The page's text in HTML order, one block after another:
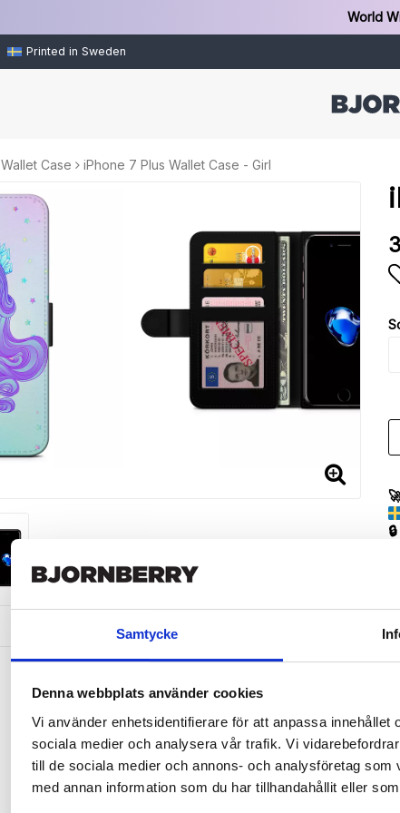
Samtycke
Denna webbplats använder cookies
Vi använder enhetsidentifierare för att anpassa
sociala medier och analysera vår trafik. Vi
till de sociala medier och annons- och analysföretag
med annan information som du har tillhandahållit eller
World
Printed in Sweden
Wallet Case iPhone 7 Plus Wallet Case - Girl
Wallet case from Bjornberry for your iPhone 7 Plus with unique
Product details:
Customized front and black leather back.